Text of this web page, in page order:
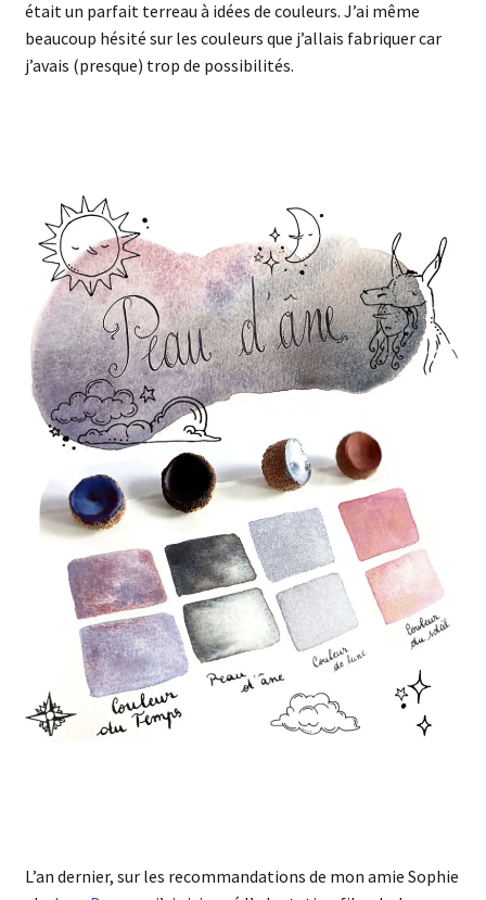
était un parfait terreau à idées de couleurs. J’ai même
beaucoup hésité sur les couleurs que j’allais fabriquer car
j’avais (presque) trop de possibilités.
L’an dernier, sur les recommandations de mon amie Sophie